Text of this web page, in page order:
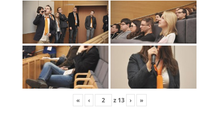
« ‹ z 13 › »